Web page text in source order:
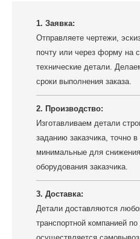
1. Заявка:
Отправляете чертежи,
почту или через форму на
технические детали.
сроки выполнения заказа.
2. Производство:
Изготавливаем детали
заданию заказчика, точно
минимальные для
оборудования заказчика.
3. Доставка:
Детали доставляются
транспортной компанией